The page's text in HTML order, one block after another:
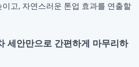
고, 자연스러운 톤업 효과를 연출할
세안만으로 간편하게 마무리하